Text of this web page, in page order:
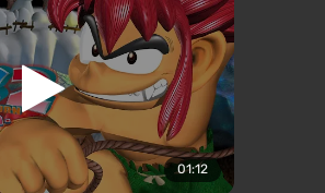
01:12